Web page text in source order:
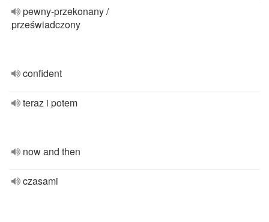
pewny-przekonany /
przeświadczony
confident
teraz i potem
now and then
czasami